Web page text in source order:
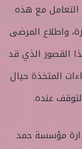
التعامل مع هذه
واطلاع المرضى
القصور الذي قد
المتخذة حيال
عنده.
مؤسسة حمد